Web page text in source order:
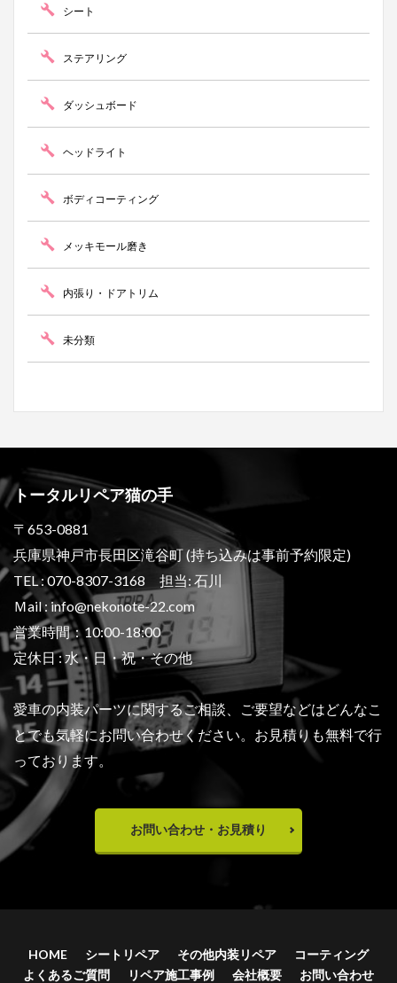
シート
ステアリング
ダッシュボード
ヘッドライト
ボディコーティング
メッキモール磨き
内張り・ドアトリム
未分類
トータルリペア猫の手
〒653-0881
兵庫県神戸市長田区滝谷町 (持ち込みは事前予約限定)
TEL : 070-8307-3168 担当: 石川
Ｍail : info@nekonote-22.com
営業時間：10:00-18:00
定休日 : 水・日・祝・その他
愛車の内装パーツに関するご相談、ご要望などはどんなこ
とでも気軽にお問い合わせください。
お見積りも無料で行
っております。
お問い合わせ・お見積り
HOME シートリペア その他内装リペア
コーティング
よくあるご質問
リペア施工事例 会社概要 お問い合わせ